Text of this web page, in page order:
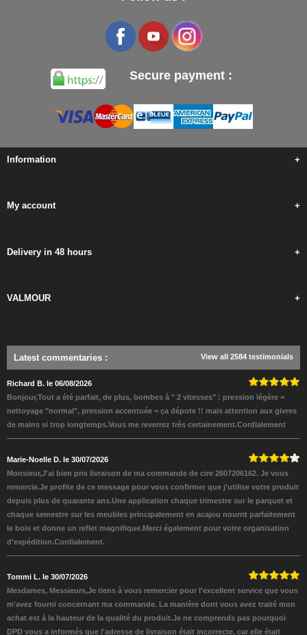
Secure payment :
Information +
My account +
Delivery in 48 hours +
VALMOUR +
Latest commentaries : View all 2584 testimonials
Richard B. le 06/08/2026
Bonjour,Tout a été parfait, de plus, bombes à " 2 vitesses" : pression légère =
nettoyage "normal", pression accentuée = ça dépote !! mais attention aux givres
de mains si trop longtemps.Vous me reverrez très certainement.Cordialement
Marie-Noelle D. le 30/07/2026
Monsieur,J'ai bien pris livraison de ma commande de cire 2607206162. Je vous
remercie.Je profite de ce message pour vous confirmer que j'utilise votre produit
depuis plus de quarante ans.Une application chaque trimestre sur le parquet et
chaque semestre sur les meubles principalement en acajou nourrit parfaitement
le bois et donne un reflet magnifique.Merci également pour votre organisation
d'expédition.Cordialement.
Tommi L. le 30/07/2026
Mesdames, Messieurs,Je tiens à vous remercier pour l'excellent service que vous
m'avez fourni concernant ma commande. La manière dont vous avez traité mon
achat est à la hauteur de la qualité du produit.Je ne comprends pas pourquoi
DPD vous a informés que l'adresse de livraison était incorrecte, car elle était